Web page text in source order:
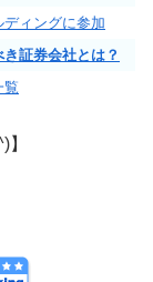
ディングに参加
証券会社とは？
覧